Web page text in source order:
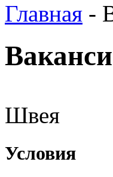
Главная -
Швея
Условия